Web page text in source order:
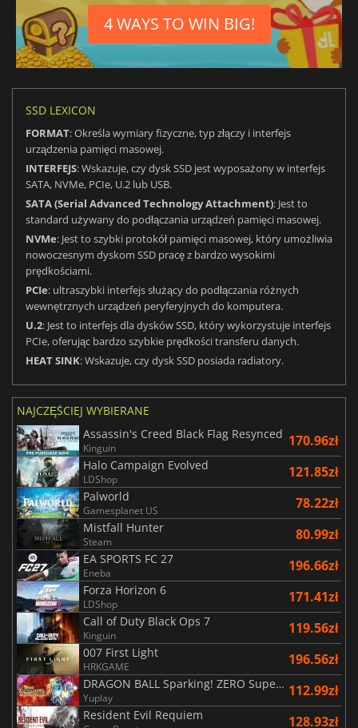
4 WAYS TO WIN BIG!
SSD LEXICON
FORMAT: Określa wymiary fizyczne, typ złączy i interfejs
urządzenia pamięci masowej.
INTERFEJS: Wskazuje, czy dysk SSD jest wyposażony w interfejs
SATA, NVMe, PCIe, U.2 lub USB.
SATA (Serial Advanced Technology Attachment): Jest to
standard używany do podłączania urządzeń pamięci masowej.
NVMe: Jest to szybki protokół pamięci masowej, który umożliwia
nowoczesnym dyskom SSD pracę z bardzo wysokimi
prędkościami.
PCIe: ultraszybki interfejs służący do podłączania różnych
wewnętrznych urządzeń peryferyjnych do komputera.
U.2: Jest to interfejs dla dysków SSD, który wykorzystuje interfejs
PCIe, oferując bardzo szybkie prędkości transferu danych.
HEAT SINK: Wskazuje, czy dysk SSD posiada radiatory.
NAJCZĘŚCIEJ WYBIERANE
Assassin's Creed Black Flag Resynced
Kinguin 170.96zł
Halo Campaign Evolved
LDShop 121.85zł
Palworld
Gamesplanet US 78.22zł
Mistfall Hunter
Steam 80.99zł
EA SPORTS FC 27
Eneba 196.66zł
Forza Horizon 6
LDShop 171.41zł
Call of Duty Black Ops 7
Kinguin 119.56zł
007 First Light
HRKGAME 196.56zł
DRAGON BALL Sparking! ZERO Super Limit Breaking NEO
Yuplay 112.99zł
Resident Evil Requiem 128.93zł